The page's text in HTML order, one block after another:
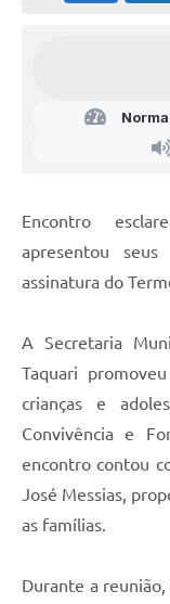
Encontro
apresentou
assinatura do
A Secretaria
Taquari
crianças e
Convivência e
encontro contou
José Messias,
as famílias.
Durante a